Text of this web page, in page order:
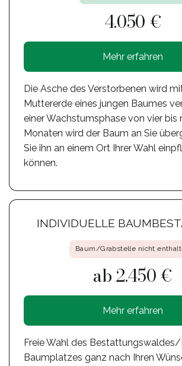
4.050 €
Mehr erfahren
Die Asche des Verstorbenen wird
Muttererde eines jungen Baumes
einer Wachstumsphase von vier bis
Monaten wird der Baum an Sie
Sie ihn an einem Ort Ihrer Wahl
können.
INDIVIDUELLE
Baum/Grabstelle nicht
ab 2.450 €
Mehr erfahren
Freie Wahl des
Baumplatzes ganz nach Ihren